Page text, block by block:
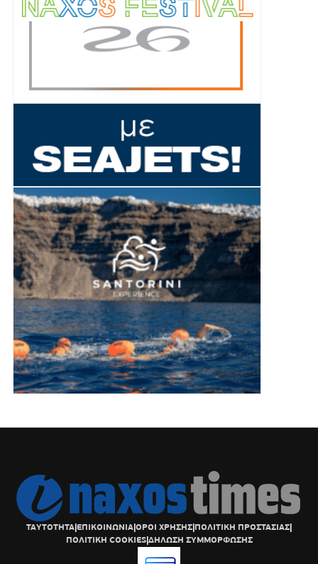
ΤΑΥΤΟΤΗΤΑ|ΕΠΙΚΟΙΝΩΝΙΑ|ΟΡΟΙ ΧΡΗΣΗΣ|ΠΟΛΙΤΙΚΗ ΠΡΟΣΤΑΣΙΑΣ|
ΠΟΛΙΤΙΚΗ COOKIES|ΔΗΛΩΣΗ ΣΥΜΜΟΡΦΩΣΗΣ